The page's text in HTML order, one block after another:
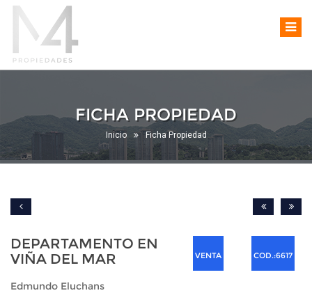
FICHA PROPIEDAD
Inicio Ficha Propiedad
DEPARTAMENTO EN
VIÑA DEL MAR
VENTA COD.:6617
Edmundo Eluchans